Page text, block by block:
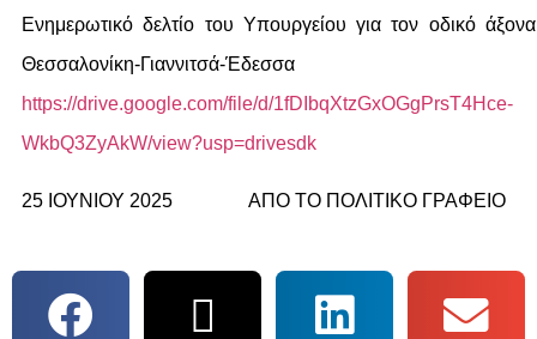
Ενημερωτικό δελτίο του Υπουργείου για τον οδικό άξονα
Θεσσαλονίκη-Γιαννιτσά-Έδεσσα
https://drive.google.com/file/d/1fDIbqXtzGxOGgPrsT4Hce-
WkbQ3ZyAkW/view?usp=drivesdk
25 ΙΟΥΝΙΟΥ 2025 ΑΠΟ ΤΟ ΠΟΛΙΤΙΚΟ ΓΡΑΦΕΙΟ